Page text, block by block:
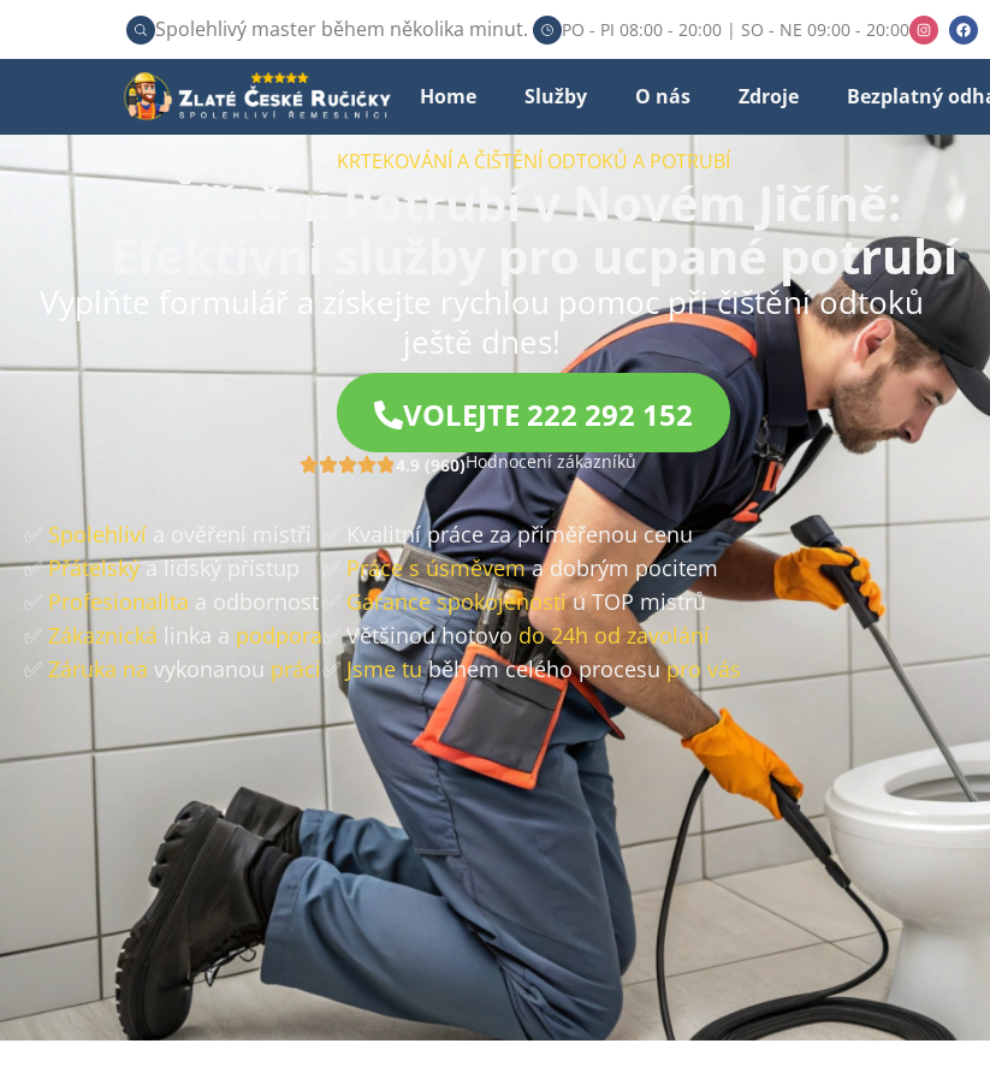
Spolehlivý master během několika minut. PO - PI 08:00 - 20:00 | SO - NE 09:00 - 20:00
Home Služby O nás Zdroje Bezplatný
KRTEKOVÁNÍ A ČIŠTĚNÍ ODTOKŮ A POTRUBÍ
Čištění Potrubí v Novém Jičíně:
Efektivní služby pro ucpané potrubí
Vyplňte formulář a získejte rychlou pomoc při čištění odtoků
ještě dnes!
VOLEJTE 222 292 152
4.9 (960)Hodnocení zákazníků
✅ Spolehliví a ověření mistři
✅Přátelskýa lidský přístup
✅ Profesionalita a odbornost
✅ Zákaznická linka a podpora
✅ Záruka na vykonanou práci
✅ Kvalitní práce za přiměřenou cenu
Práce s úsměvema dobrým pocitem
Garance spokojenostiu TOP mistrů
✅ Většinou hotovodo 24h od zavolání
✅ Jsme tuběhem celého procesupro vás